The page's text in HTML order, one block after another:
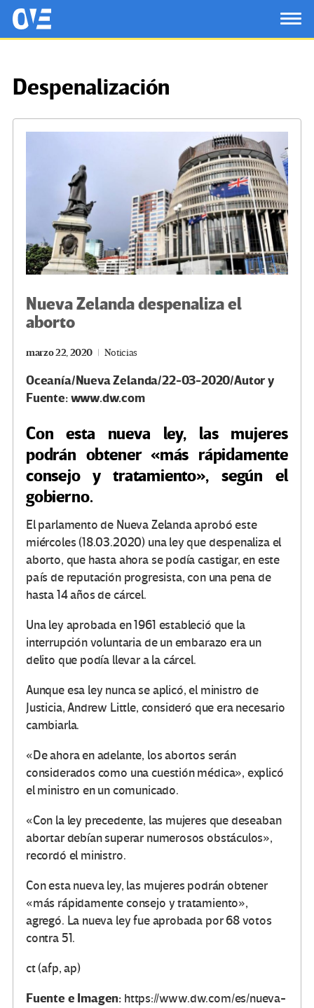
Saltar al contenido principal
OtrasVocesenEducacion.org
Despenalización
Nueva Zelanda despenaliza el
aborto
marzo 22, 2020 Noticias
Oceanía/Nueva Zelanda/22-03-2020/Autor y
Fuente: www.dw.com
Con esta nueva ley, las mujeres
podrán obtener «más rápidamente
consejo y tratamiento», según el
gobierno.
El parlamento de Nueva Zelanda aprobó este
miércoles (18.03.2020) una ley que despenaliza el
aborto, que hasta ahora se podía castigar, en este
país de reputación progresista, con una pena de
hasta 14 años de cárcel.
Una ley aprobada en 1961 estableció que la
interrupción voluntaria de un embarazo era un
delito que podía llevar a la cárcel.
Aunque esa ley nunca se aplicó, el ministro de
Justicia, Andrew Little, consideró que era necesario
cambiarla.
«De ahora en adelante, los abortos serán
considerados como una cuestión médica», explicó
el ministro en un comunicado.
«Con la ley precedente, las mujeres que deseaban
abortar debían superar numerosos obstáculos»,
recordó el ministro.
Con esta nueva ley, las mujeres podrán obtener
«más rápidamente consejo y tratamiento»,
agregó. La nueva ley fue aprobada por 68 votos
contra 51.
ct (afp, ap)
Fuente e Imagen: https://www.dw.com/es/nueva-